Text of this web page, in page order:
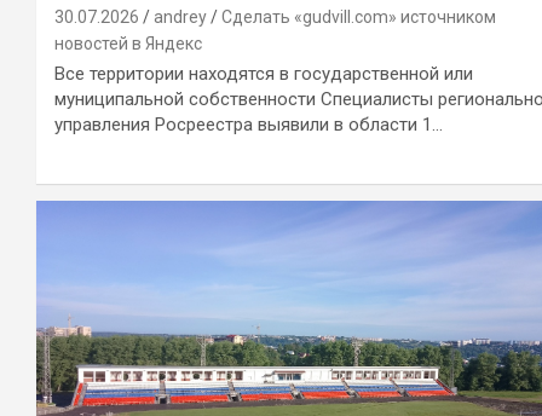
30.07.2026 andrey
Сделать «gudvill.com» источником
новостей в Яндекс
Все территории находятся в государственной или
муниципальной собственности Специалисты
управления Росреестра выявили в области 1…